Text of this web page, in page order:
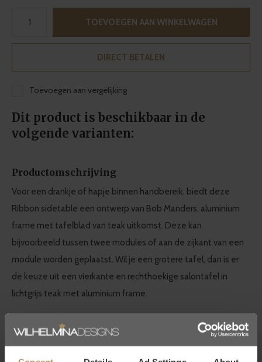
TOEVOEGEN AAN WINKELWAGEN
DIRECT BETALEN
Toevoegen aan vergelijking
Dit product is beschikbaar in de
volgende varianten:
Productomschrijving
Voor een drankje of hapje binnen handbereik, biedt deze
Ribbon sidetable een ontwerp van Bob Manders, aluminium
frame met tafelblad van teak uitkomst. Deze kan
bijvoorbeeld tussen twee modules of aan de zijkant van een
module worden geplaatst. Wil je een grotere tafel, dan is er
de keuze uit een vierkante en rechthoekige salontafel in
lichtgrijs teak met aluminium frame.
Borek outdoor furniture